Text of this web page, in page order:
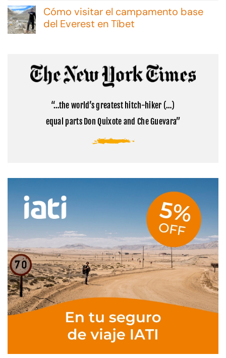
Malvinas:
consejos
y
opciones
hay
comentarios
en
Cómo
la
montaña
sagrada
Tibet
Cómo visitar el campamento base
del Everest en Tíbet
Cómo
visitar
el
base
Everest
en
“…the world’s greatest hitch-hiker (…)
equal parts Don Quixote and Che Guevara”